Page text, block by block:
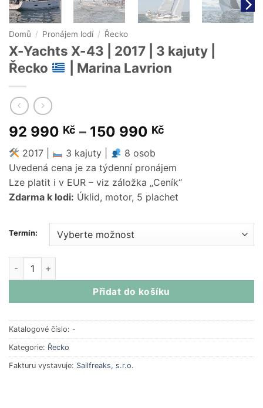
Domů / Pronájem lodí / Řecko
X-Yachts X-43 | 2017 | 3 kajuty |
Řecko
| Marina Lavrion
92 990 Kč – 150 990 Kč
990 Kč
through
150
2017 | 3 kajuty |
8 osob
Uvedená cena je za týdenní pronájem
Lze platit i v EUR – viz záložka „Ceník“
Zdarma k lodi: Úklid, motor, 5 plachet
Termín:
X-Yachts X-43 | 2017 | 3 kajuty | Řecko
Přidat do košíku
Katalogové číslo: -
Kategorie: Řecko
Fakturu vystavuje: Sailfreaks, s.r.o.